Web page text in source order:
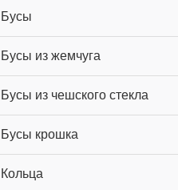
Бусы
Бусы из жемчуга
Бусы из чешского стекла
Бусы крошка
Кольца